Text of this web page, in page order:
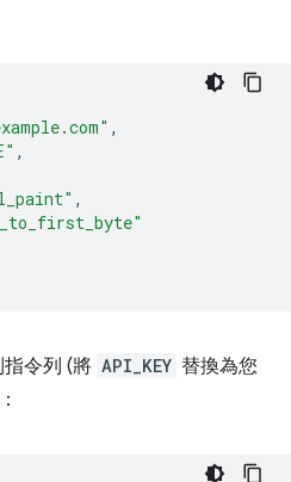
,
,
,
令列 (將 API_KEY 替換為您